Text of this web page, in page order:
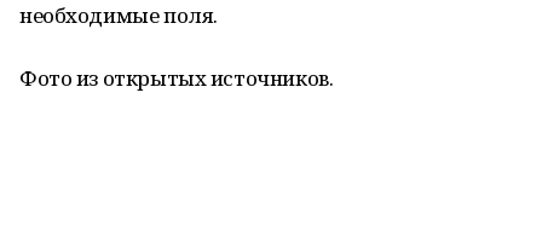
необходимые поля.
Фото из открытых источников.